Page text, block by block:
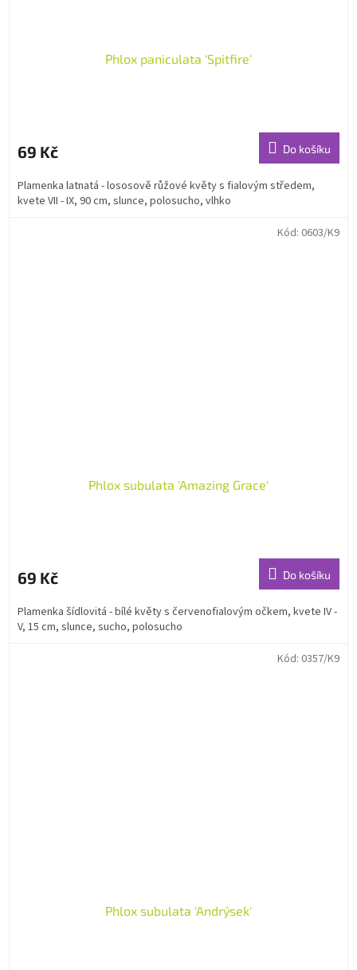
Phlox paniculata 'Spitfire'
69 Kč Do košíku
Plamenka latnatá - lososově růžové květy s fialovým středem,
kvete VII - IX, 90 cm, slunce, polosucho, vlhko
Phlox subulata 'Amazing Grace'
69 Kč Do košíku
Plamenka šídlovitá - bílé květy s červenofialovým očkem, kvete IV -
V, 15 cm, slunce, sucho, polosucho
Kód: 0603/K9
Phlox subulata 'Andrýsek'
Kód: 0357/K9